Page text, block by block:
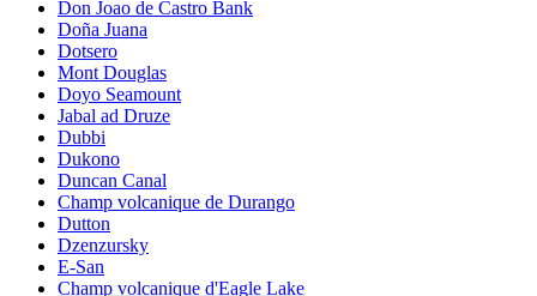
Don Joao de Castro Bank
Doña Juana
Dotsero
Mont Douglas
Doyo Seamount
Jabal ad Druze
Dubbi
Dukono
Duncan Canal
Champ volcanique de Durango
Dutton
Dzenzursky
E-San
Champ volcanique d'Eagle Lake